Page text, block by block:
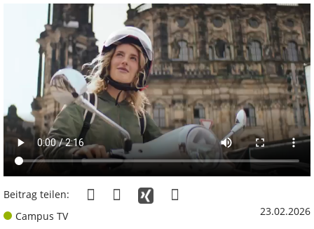
Beitrag teilen:
Campus TV
23.02.2026